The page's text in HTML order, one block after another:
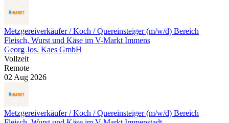
Metzgereiverkäufer / Koch / Quereinsteiger (m/w/d) Bereich
Fleisch, Wurst und Käse im V-Markt Immens
Georg Jos. Kaes GmbH
Vollzeit
Remote
02 Aug 2026
Metzgereiverkäufer / Koch / Quereinsteiger (m/w/d) Bereich